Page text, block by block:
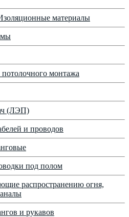
материалы
монтажа
(ЛЭП)
и проводов
под полом
распространению огня,
и рукавов